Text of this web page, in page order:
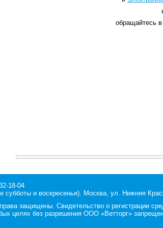
обращайтесь
18-04
и воскресенья). Москва, ул. Нижняя
защищены. Свидетельство о регистрации
целях без разрешения ООО «Ветторг»